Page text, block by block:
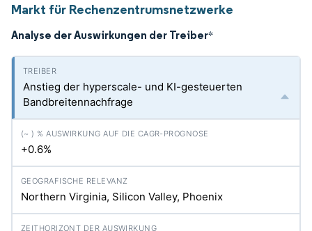
Markt für Rechenzentrumsnetzwerke
Analyse der Auswirkungen der Treiber*
Anstieg der hyperscale- und KI-gesteuerten
Bandbreitennachfrage
+0.6%
Northern Virginia, Silicon Valley, Phoenix